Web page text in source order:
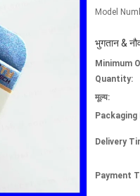
Model
भुगतान &
Minimum
Quantity:
मूल्य:
Delivery
Payment